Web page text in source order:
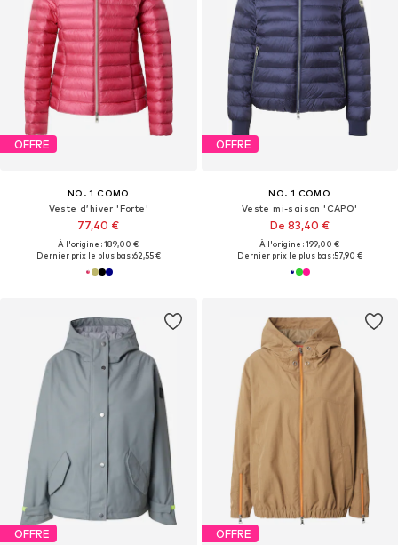
OFFRE
NO. 1 COMO
Veste d’hiver 'Forte'
77,40 €
À l'origine : 189,00 €
Dernier prix le plus bas :62,55 €
OFFRE
NO. 1 COMO
Veste mi-saison 'CAPO'
De 83,40 €
À l'origine : 199,00 €
Dernier prix le plus bas :57,90 €
OFFRE OFFRE